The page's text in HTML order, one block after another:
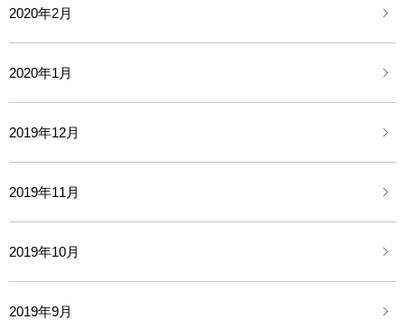
2020年2月
2020年1月
2019年12月
2019年11月
2019年10月
2019年9月